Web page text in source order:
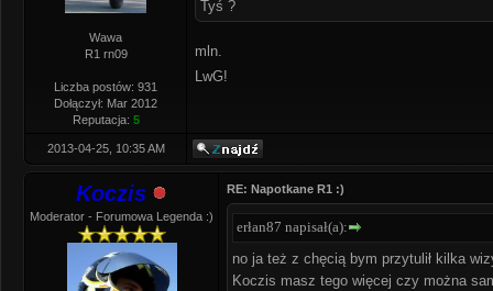
Wawa
R1 rn09
Liczba postów: 931
Dołączył: Mar 2012
Reputacja: 5
Tyś ?
mln.
LwG!
2013-04-25, 10:35 AM
Koczis
Moderator - Forumowa Legenda :)
RE: Napotkane R1 :)
erłan87 napisał(a):
no ja też z chęcią bym przytulił kilka
Koczis masz tego więcej czy można